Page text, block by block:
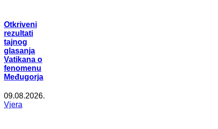
Otkriveni
rezultati
tajnog
glasanja
Vatikana o
fenomenu
Međugorja
09.08.2026.
Vjera